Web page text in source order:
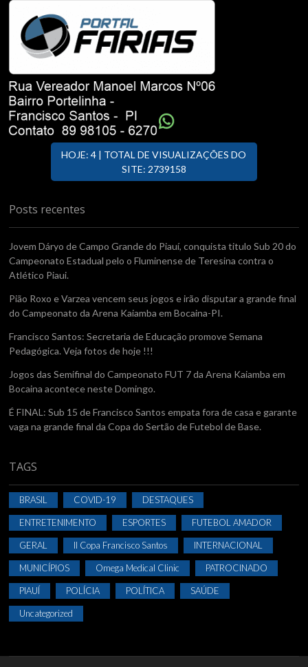
HOJE: 4 | TOTAL DE VISUALIZAÇÕES DO
SITE: 2739158
Posts recentes
Jovem Dáryo de Campo Grande do Piauí, conquista titulo Sub 20 do
Campeonato Estadual pelo o Fluminense de Teresina contra o
Atlético Piaui.
Pião Roxo e Varzea vencem seus jogos e irão disputar a grande final
do Campeonato da Arena Kaiamba em Bocaina-PI.
Francisco Santos: Secretaria de Educação promove Semana
Pedagógica. Veja fotos de hoje !!!
Jogos das Semifinal do Campeonato FUT 7 da Arena Kaiamba em
Bocaina acontece neste Domingo.
É FINAL: Sub 15 de Francisco Santos empata fora de casa e garante
vaga na grande final da Copa do Sertão de Futebol de Base.
TAGS
BRASIL COVID-19 DESTAQUES
ENTRETENIMENTO ESPORTES FUTEBOL AMADOR
GERAL II Copa Francisco Santos INTERNACIONAL
MUNICÍPIOS Omega Medical Clinic PATROCINADO
PIAUÍ POLÍCIA POLÍTICA SAÚDE
Uncategorized